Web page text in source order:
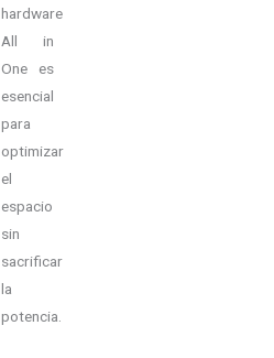
hardware
All in
One es
esencial
para
optimizar
el
espacio
sin
sacrificar
la
potencia.